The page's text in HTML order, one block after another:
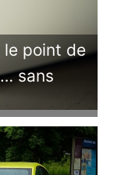
le point de
sans